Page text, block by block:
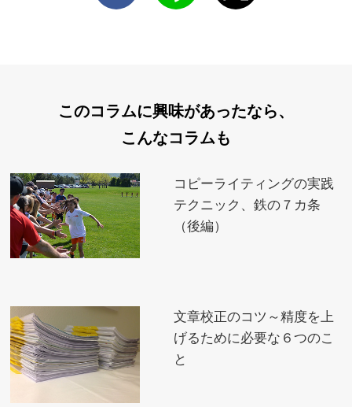
このコラムに興味があったなら、
こんなコラムも
コピーライティングの実践
テクニック、鉄の７カ条
（後編）
文章校正のコツ～精度を上
げるために必要な６つのこ
と